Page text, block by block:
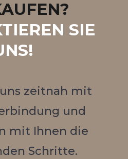
SIE
zeitnah mit
und
mit Ihnen die
Schritte.